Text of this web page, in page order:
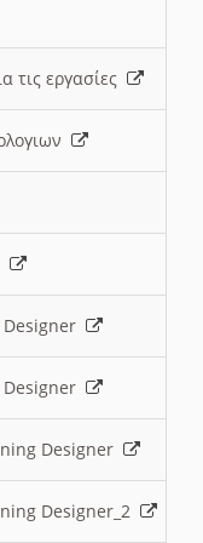
τις εργασίες
Designer
Designer
Designer
Designer_2